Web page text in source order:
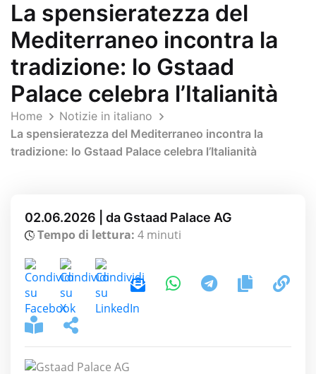
La spensieratezza del
Mediterraneo incontra la
tradizione: lo Gstaad
Palace celebra l’Italianità
Home
Notizie in italiano
La spensieratezza del Mediterraneo incontra la
tradizione: lo Gstaad Palace celebra l’Italianità
02.06.2026 | da Gstaad Palace AG
Tempo di lettura: 4 minuti